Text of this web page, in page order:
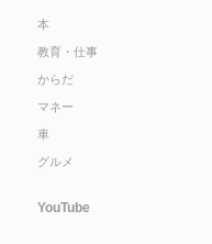
本
教育・仕事
からだ
マネー
車
グルメ
YouTube